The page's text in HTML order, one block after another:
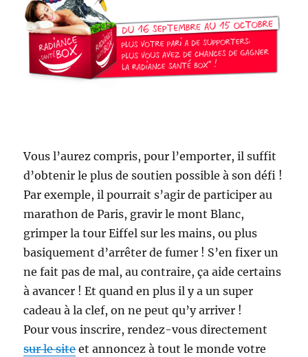
Vous l’aurez compris, pour l’emporter, il suffit
d’obtenir le plus de soutien possible à son défi !
Par exemple, il pourrait s’agir de participer au
marathon de Paris, gravir le mont Blanc,
grimper la tour Eiffel sur les mains, ou plus
basiquement d’arrêter de fumer ! S’en fixer un
ne fait pas de mal, au contraire, ça aide certains
à avancer ! Et quand en plus il y a un super
cadeau à la clef, on ne peut qu’y arriver !
Pour vous inscrire, rendez-vous directement
sur le siteet annoncez à tout le monde votre